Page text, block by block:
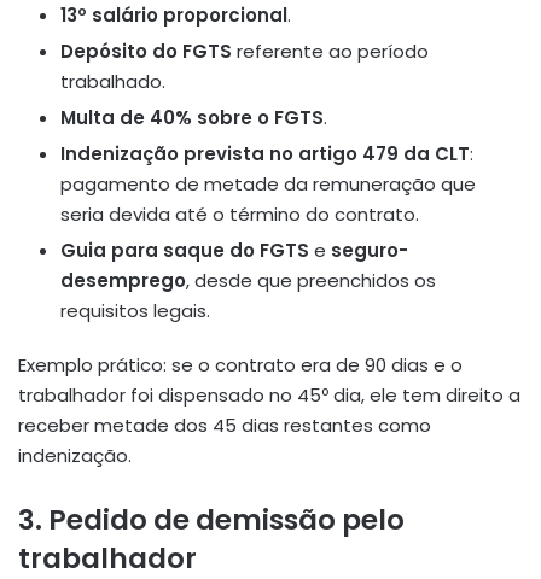
13º salário proporcional.
Depósito do FGTS referente ao período
trabalhado.
Multa de 40% sobre o FGTS.
Indenização prevista no artigo 479 da CLT:
pagamento de metade da remuneração que
seria devida até o término do contrato.
Guia para saque do FGTS e seguro-
desemprego, desde que preenchidos os
requisitos legais.
Exemplo prático: se o contrato era de 90 dias e o
trabalhador foi dispensado no 45º dia, ele tem direito a
receber metade dos 45 dias restantes como
indenização.
3. Pedido de demissão pelo
trabalhador